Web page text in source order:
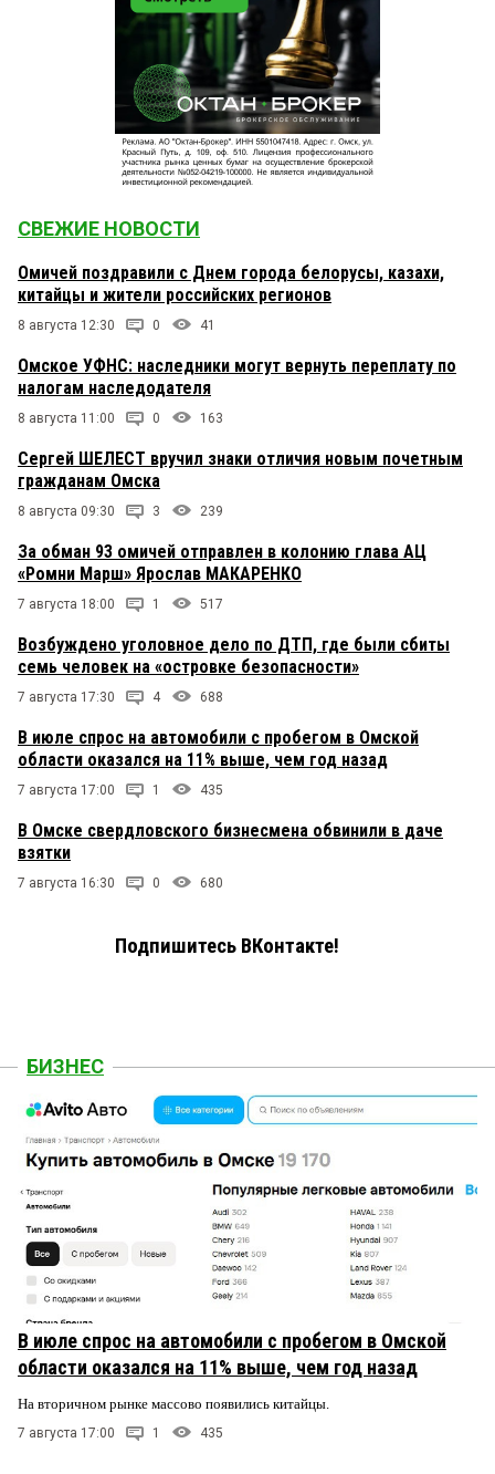
СВЕЖИЕ НОВОСТИ
Омичей поздравили с Днем города белорусы, казахи,
китайцы и жители российских регионов
8 августа 12:30 0 41
Омское УФНС: наследники могут вернуть переплату по
налогам наследодателя
8 августа 11:00 0 163
Сергей ШЕЛЕСТ вручил знаки отличия новым почетным
гражданам Омска
8 августа 09:30 3 239
За обман 93 омичей отправлен в колонию глава АЦ
«Ромни Марш» Ярослав МАКАРЕНКО
7 августа 18:00 1 517
Возбуждено уголовное дело по ДТП, где были сбиты
семь человек на «островке безопасности»
7 августа 17:30 4 688
В июле спрос на автомобили с пробегом в Омской
области оказался на 11% выше, чем год назад
7 августа 17:00 1 435
В Омске свердловского бизнесмена обвинили в даче
взятки
7 августа 16:30 0 680
Подпишитесь ВКонтакте!
БИЗНЕС
В июле спрос на автомобили с пробегом в Омской
области оказался на 11% выше, чем год назад
На вторичном рынке массово появились китайцы.
7 августа 17:00 1 435